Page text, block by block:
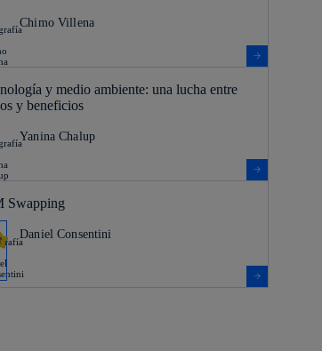
Chimo Villena
y medio ambiente: una lucha entre
y beneficios
Yanina Chalup
Swapping
Daniel Consentini